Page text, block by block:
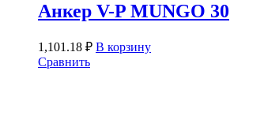
Анкер V-P MUNGO 30
1,101.18 ₽ В корзину
Сравнить